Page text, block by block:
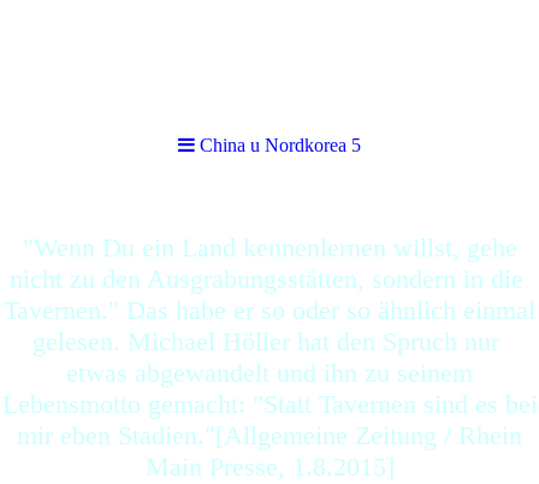
China u Nordkorea 5
"Wenn Du ein Land kennenlernen willst, gehe
nicht zu den Ausgrabungsstätten, sondern in die
Tavernen." Das habe er so oder so ähnlich einmal
gelesen. Michael Höller hat den Spruch nur
etwas abgewandelt und ihn zu seinem
Lebensmotto gemacht: "Statt Tavernen sind es bei
mir eben Stadien."[Allgemeine Zeitung / Rhein
Main Presse, 1.8.2015]
China u Nordkorea 5